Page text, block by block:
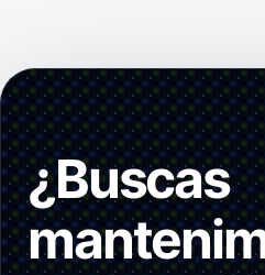
¿Buscas